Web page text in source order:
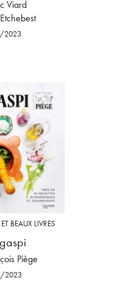
Viard
2023
BEAUX LIVRES
Piège
2023